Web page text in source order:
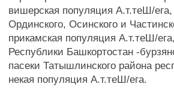
вишерская популяция А.т.теШ/
Ординского, Осинского и
прикамская популяция А.т.теШ/
Республики Башкортостан -
пасеки Татышлинского района
некая популяция А.т.теШ/ега.